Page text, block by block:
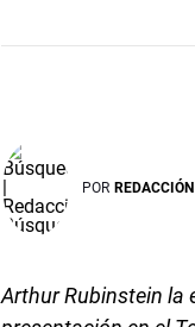
POR
Arthur Rubinstein la